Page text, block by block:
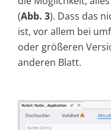
(Abb. 3). Dass das
ist, vor allem bei
oder größeren
anderen Blatt.